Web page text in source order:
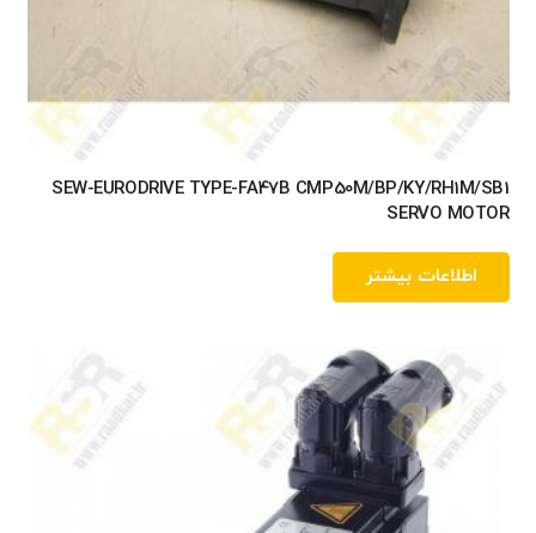
SEW-EURODRIVE TYPE-FA47B CMP50M/BP/KY/RH1M/SB1
SERVO MOTOR
اطلاعات بیشتر